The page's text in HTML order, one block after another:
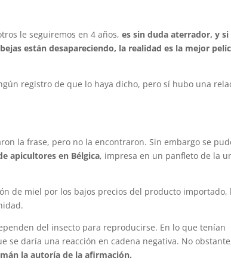
le seguiremos en 4 años,es sin duda aterrador, y si
están desapareciendo, la realidad es la mejor
registro de que lo haya dicho, pero sí hubo una
la frase, pero no la encontraron. Sin embargo se
apicultores en Bélgica, impresa en un panfleto de la
de miel por los bajos precios del producto importado,
del insecto para reproducirse. En lo que tenían
se daría una reacción en cadena negativa. No
la autoría de la afirmación.